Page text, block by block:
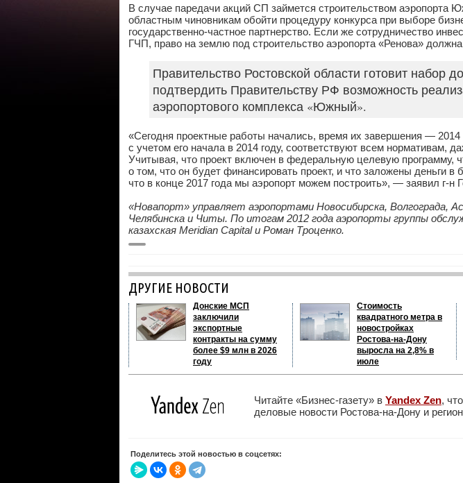
В случае паредачи акций СП займется строительством аэропорта
областным чиновникам обойти процедуру конкурса при выборе
государственно-частное партнерство. Если же сотрудничество
ГЧП, право на землю под строительство аэропорта «Ренова»
Правительство Ростовской области готовит набор
подтвердить Правительству РФ возможность
аэропортового комплекса «Южный».
«Сегодня проектные работы начались, время их завершения — 2014
с учетом его начала в 2014 году, соответствуют всем нормативам,
Учитывая, что проект включен в федеральную целевую программу,
о том, что он будет финансировать проект, и что заложены деньги в
что в конце 2017 года мы аэропорт можем построить», — заявил г-н
«Новапорт» управляет аэропортами Новосибирска, Волгограда,
Челябинска и Читы. По итогам 2012 года аэропорты группы
казахская Meridian Capital и Роман Троценко.
ДРУГИЕ НОВОСТИ
Донские МСП
заключили
экспортные
контракты на сумму
более $9 млн в 2026
году
Стоимость
квадратного метра в
новостройках
Ростова-на-Дону
выросла на 2,8% в
июле
Читайте «Бизнес-газету» в Yandex Zen,
деловые новости Ростова-на-Дону и
Поделитесь этой новостью в соцсетях: